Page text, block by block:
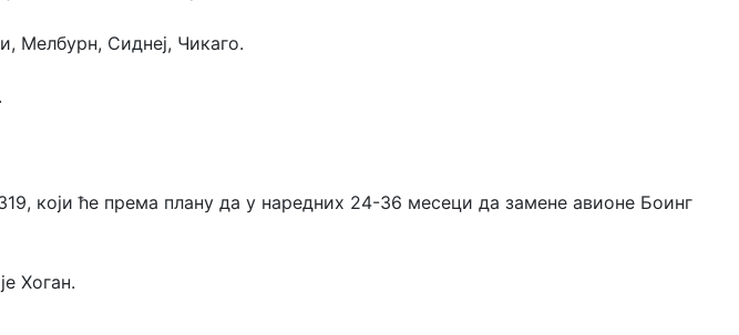
Мелбурн, Сиднеј, Чикаго.
који ће према плану да у наредних 24-36 месеци да замене авионе Боинг
Хоган.